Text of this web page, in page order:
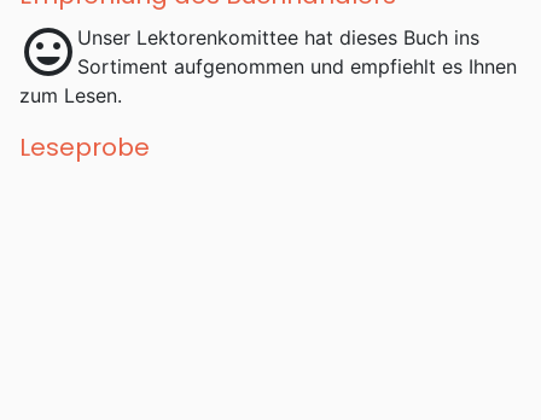
mood Unser Lektorenkomittee hat dieses Buch ins
Sortiment aufgenommen und empfiehlt es Ihnen
zum Lesen.
Leseprobe